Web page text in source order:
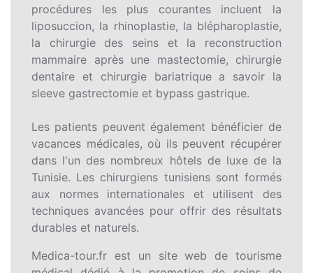
procédures les plus courantes incluent la
liposuccion, la rhinoplastie, la blépharoplastie,
la chirurgie des seins et la reconstruction
mammaire après une mastectomie, chirurgie
dentaire et chirurgie bariatrique a savoir la
sleeve gastrectomie et bypass gastrique.
Les patients peuvent également bénéficier de
vacances médicales, où ils peuvent récupérer
dans l'un des nombreux hôtels de luxe de la
Tunisie. Les chirurgiens tunisiens sont formés
aux normes internationales et utilisent des
techniques avancées pour offrir des résultats
durables et naturels.
Medica-tour.fr est un site web de tourisme